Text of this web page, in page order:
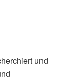
und